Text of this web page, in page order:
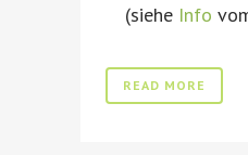
(siehe Info
READ MORE